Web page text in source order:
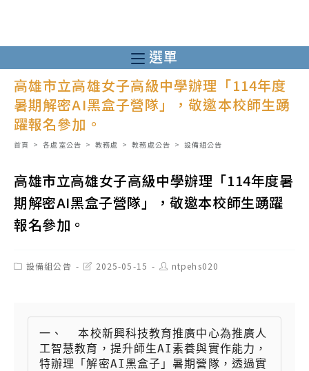
至
主
選單
高雄市立高雄女子高級中學辦理「114年度
暑期解密AI黑盒子營隊」，敬邀本校師生踴
躍報名參加。
首頁 > 各處室公告 > 教務處 > 教務處公告 > 設備組公告
高雄市立高雄女子高級中學辦理「114年度暑
期解密AI黑盒子營隊」，敬邀本校師生踴躍
報名參加。
Post設備組公告
Post2025-05-15
Post
author:
ntpehs020
一、  本校新興科技教育推廣中心為推廣人
工智慧教育，提升師生AI素養與實作能力，
特辦理「解密AI黑盒子」暑期營隊，透過實